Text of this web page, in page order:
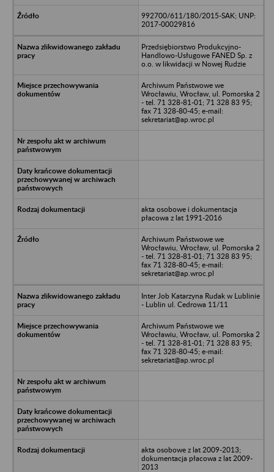
992700/611/180/2015-SAK; UNP:
2017-00029816
Przedsiębiorstwo Produkcyjno-
Handlowo-Usługowe FANED Sp. z
o.o. w likwidacji w Nowej Rudzie
Archiwum Państwowe we
Wrocławiu, Wrocław, ul. Pomorska 2
- tel. 71 328-81-01; 71 328 83 95;
fax 71 328-80-45; e-mail:
sekretariat@ap.wroc.pl
akta osobowe i dokumentacja
płacowa z lat 1991-2016
Archiwum Państwowe we
Wrocławiu, Wrocław, ul. Pomorska 2
- tel. 71 328-81-01; 71 328 83 95;
fax 71 328-80-45; e-mail:
sekretariat@ap.wroc.pl
Inter Job Katarzyna Rudak w Lublinie
- Lublin ul. Cedrowa 11/11
Archiwum Państwowe we
Wrocławiu, Wrocław, ul. Pomorska 2
- tel. 71 328-81-01; 71 328 83 95;
fax 71 328-80-45; e-mail:
sekretariat@ap.wroc.pl
akta osobowe z lat 2009-2013;
dokumentacja płacowa z lat 2009-
2013